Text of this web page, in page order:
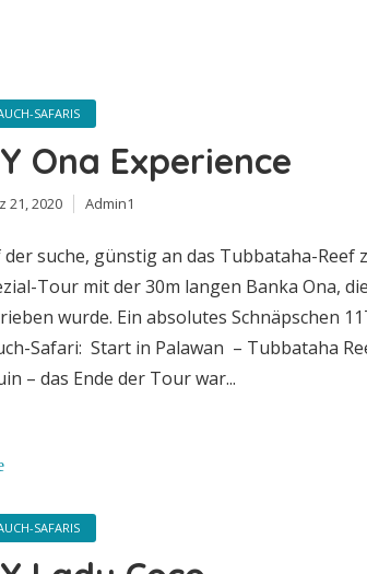
SAFARIS
Ona Experience
21, 2020 Admin1
der suche, günstig an das Tubbataha-Reef
Tour mit der 30m langen Banka Ona,
wurde. Ein absolutes Schnäpschen
Safari: Start in Palawan – Tubbataha
– das Ende der Tour war...
SAFARIS